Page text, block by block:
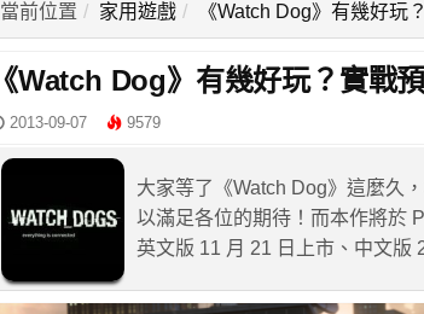
當前位置 家用遊戲 《Watch Dog》有幾好玩
《Watch Dog》有幾好玩？實戰
2013-09-07 9579
大家等了《Watch Dog》這麼久
以滿足各位的期待！而本作將於
英文版 11 月 21 日上市、中文版